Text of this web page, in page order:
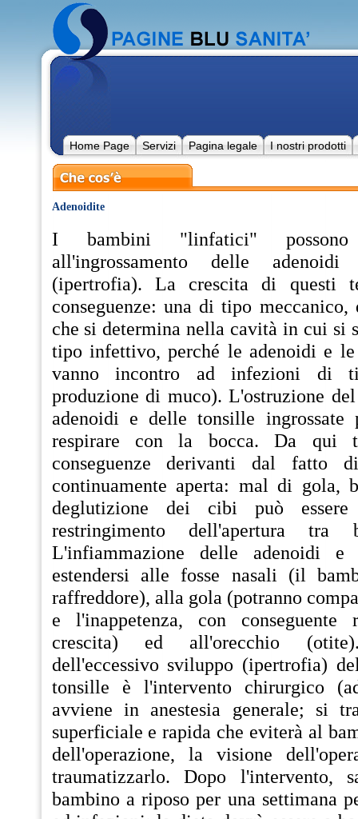
Home Page Servizi Pagina legale I nostri prodotti
Adenoidite
I bambini "linfatici" possono
all'ingrossamento delle
(ipertrofia). La crescita di questi
conseguenze: una di tipo
che si determina nella cavità in cui si
tipo infettivo, perché le adenoidi e le
vanno incontro ad infezioni di
produzione di muco). L'ostruzione
adenoidi e delle tonsille
respirare con la bocca. Da qui
conseguenze derivanti dal fatto
continuamente aperta: mal di gola,
deglutizione dei cibi può
restringimento dell'apertura
L'infiammazione delle adenoidi
estendersi alle fosse nasali (il
raffreddore), alla gola (potranno
e l'inappetenza, con conseguente
crescita) ed all'orecchio
dell'eccessivo sviluppo (ipertrofia)
tonsille è l'intervento chirurgico
avviene in anestesia generale; si
superficiale e rapida che eviterà al
dell'operazione, la visione
traumatizzarlo. Dopo l'intervento,
bambino a riposo per una settimana